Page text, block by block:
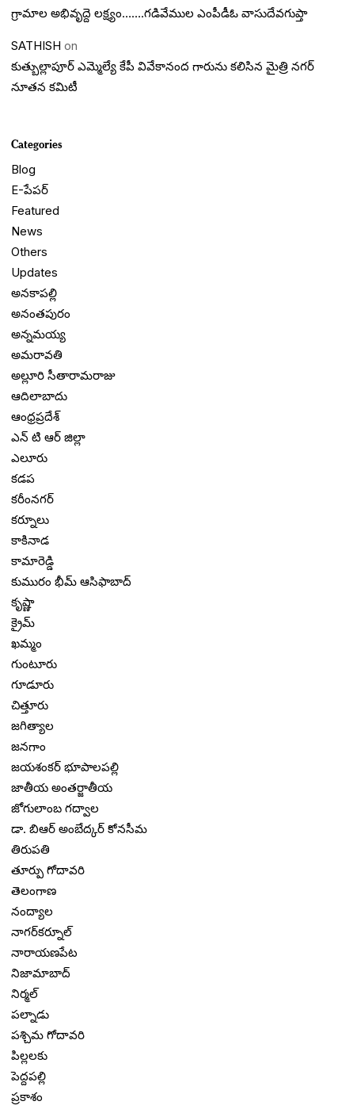
గ్రామాల అభివృద్దె లక్ష్యం…….గడివేముల ఎంపీడీఓ వాసుదేవగుప్తా
SATHISH on
కుత్బుల్లాపూర్ ఎమ్మెల్యే కేపీ వివేకానంద గారును కలిసిన మైత్రి నగర్
నూతన కమిటీ
Categories
Blog
E-పేపర్
Featured
News
Others
Updates
అనకాపల్లి
అనంతపురం
అన్నమయ్య
అమరావతి
అల్లూరి సీతారామరాజు
ఆదిలాబాదు
ఆంధ్రప్రదేశ్
ఎన్ టి ఆర్ జిల్లా
ఎలూరు
కడప
కరీంనగర్
కర్నూలు
కాకినాడ
కామారెడ్డి
కుమురం భీమ్ ఆసిఫాబాద్
కృష్ణా
క్రైమ్
ఖమ్మం
గుంటూరు
గూడూరు
చిత్తూరు
జగిత్యాల
జనగాం
జయశంకర్ భూపాలపల్లి
జాతీయ అంతర్జాతీయ
జోగులాంబ గద్వాల
డా. బిఆర్ అంబేద్కర్ కోనసీమ
తిరుపతి
తూర్పు గోదావరి
తెలంగాణ
నంద్యాల
నాగర్‌కర్నూల్
నారాయణపేట
నిజామాబాద్
నిర్మల్
పల్నాడు
పశ్చిమ గోదావరి
పిల్లలకు
పెద్దపల్లి
ప్రకాశం